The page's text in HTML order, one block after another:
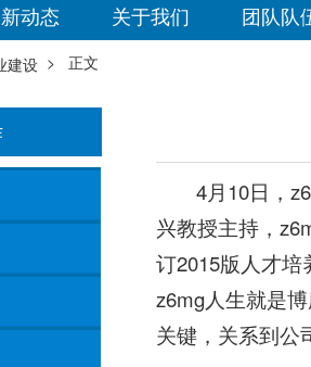
动态 关于我们 团队队
建设 > 正文
4月10日，
兴教授主持，
订2015版人才
z6mg人生就是
关键，关系到公